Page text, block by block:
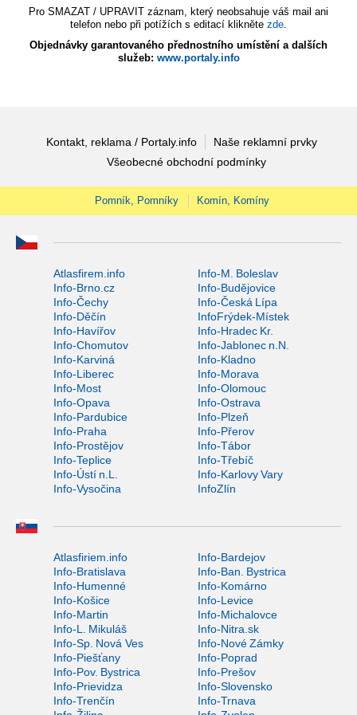
Pro SMAZAT / UPRAVIT záznam, který neobsahuje váš mail ani
telefon nebo při potížích s editací klikněte zde.
Objednávky garantovaného přednostního umístění a dalších
služeb: www.portaly.info
Kontakt, reklama / Portaly.info
Naše reklamní prvky
Všeobecné obchodní podmínky
Pomník, Pomníky Komín, Komíny
Atlasfirem.info
Info-M. Boleslav
Info-Brno.cz
Info-Budějovice
Info-Čechy
Info-Česká Lípa
Info-Děčín
InfoFrýdek-Místek
Info-Havířov
Info-Hradec Kr.
Info-Chomutov
Info-Jablonec n.N.
Info-Karviná
Info-Kladno
Info-Liberec
Info-Morava
Info-Most
Info-Olomouc
Info-Opava
Info-Ostrava
Info-Pardubice
Info-Plzeň
Info-Praha
Info-Přerov
Info-Prostějov
Info-Tábor
Info-Teplice
Info-Třebíč
Info-Ústí n.L.
Info-Karlovy Vary
Info-Vysočina
InfoZlín
Atlasfiriem.info
Info-Bardejov
Info-Bratislava
Info-Ban. Bystrica
Info-Humenné
Info-Komárno
Info-Košice
Info-Levice
Info-Martin
Info-Michalovce
Info-L. Mikuláš
Info-Nitra.sk
Info-Sp. Nová Ves
Info-Nové Zámky
Info-Piešťany
Info-Poprad
Info-Pov. Bystrica
Info-Prešov
Info-Prievidza
Info-Slovensko
Info-Trenčín
Info-Trnava